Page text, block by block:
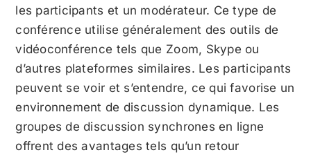
les participants et un modérateur. Ce type de
conférence utilise généralement des outils de
vidéoconférence tels que Zoom, Skype ou
d’autres plateformes similaires. Les participants
peuvent se voir et s’entendre, ce qui favorise un
environnement de discussion dynamique. Les
groupes de discussion synchrones en ligne
offrent des avantages tels qu’un retour